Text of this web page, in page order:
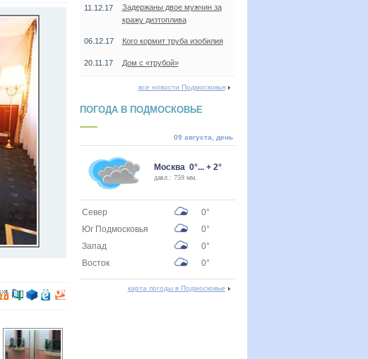
11.12.17
Задержаны двое мужчин за
кражу дизтоплива
06.12.17 Кого кормит труба изобилия
20.11.17 Дом с «трубой»
все новости Подмосковья
ПОГОДА В ПОДМОСКОВЬЕ
09 августа, день
Москва 0°... + 2°
давл.: 759 мм.
Север
0°
Юг Подмосковья
0°
Запад
0°
Восток
0°
карта погоды в Подмосковье